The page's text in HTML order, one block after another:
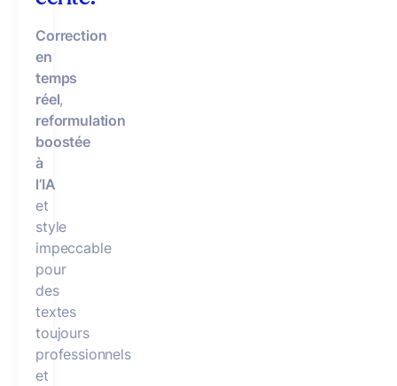
Correction
en
temps
réel,
reformulation
boostée
à
l’IA
et
style
impeccable
pour
des
textes
toujours
professionnels
et